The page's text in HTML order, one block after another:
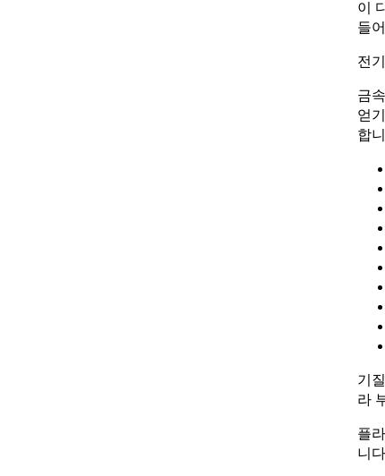
이
들
전
금
얻
합
기
라
플
니